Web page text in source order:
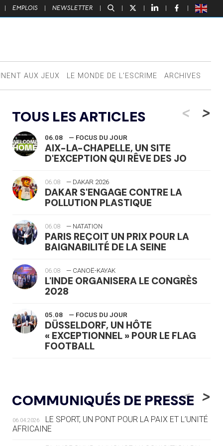
| EMPLOIS | NEWSLETTER | | | | |
AUX JEUX LE MONDE DE L’ESCRIME ARCHIVES
TOUS LES ARTICLES <
06.08 — FOCUS DU JOUR
AIX-LA-CHAPELLE, UN SITE
D'EXCEPTION QUI RÊVE DES JO
06.08 — DAKAR 2026
DAKAR S'ENGAGE CONTRE LA
POLLUTION PLASTIQUE
06.08 — NATATION
PARIS REÇOIT UN PRIX POUR LA
BAIGNABILITÉ DE LA SEINE
06.08 — CANOË-KAYAK
L'INDE ORGANISERA LE CONGRÈS
2028
05.08 — FOCUS DU JOUR
DÜSSELDORF, UN HÔTE
« EXCEPTIONNEL » POUR LE FLAG
FOOTBALL
LE RÊVE DE VOIR LA LUGE ALPINE
AUX JO « N'EST PAS FINI »
05.08 — TIR À L'ARC
DES MONDIAUX À BRISBANE SUR LA
>
COMMUNIQUÉS DE PRESSE
<
06.04.2026
LE SPORT, UN PONT POUR LA PAIX ET L’UNITÉ
AFRICAINE
>